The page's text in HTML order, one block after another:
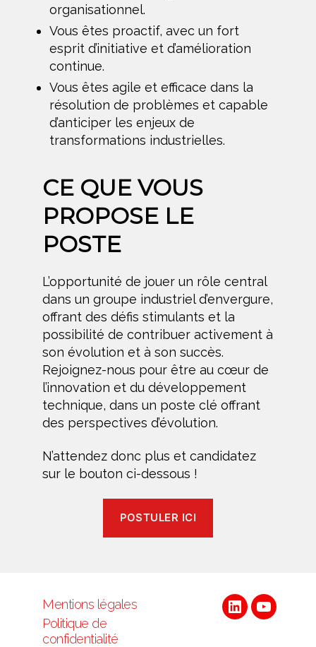
organisationnel.
Vous êtes proactif, avec un fort
esprit d’initiative et d’amélioration
continue.
Vous êtes agile et efficace dans la
résolution de problèmes et capable
d’anticiper les enjeux de
transformations industrielles.
CE QUE VOUS
PROPOSE LE
POSTE
L’opportunité de jouer un rôle central
dans un groupe industriel d’envergure,
offrant des défis stimulants et la
possibilité de contribuer activement à
son évolution et à son succès.
Rejoignez-nous pour être au cœur de
l’innovation et du développement
technique, dans un poste clé offrant
des perspectives d’évolution.
N’attendez donc plus et candidatez
sur le bouton ci-dessous !
POSTULER ICI
Mentions légales
Politique de
confidentialité
LinkedinYoutube